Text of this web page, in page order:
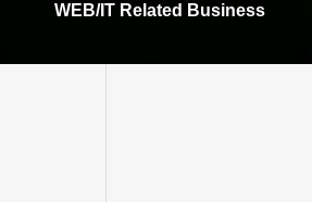
WEB/IT Related Business